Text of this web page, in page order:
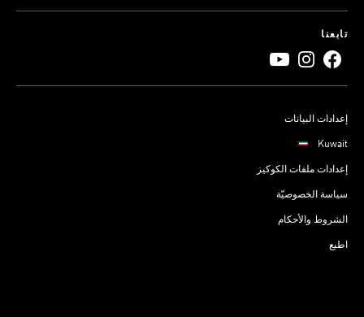
تابعنا
إعدادات البيانات
Kuwait
إعدادات ملفات الكوكيز
سياسة الخصوصيّة
الشروط والأحكام
اطبع